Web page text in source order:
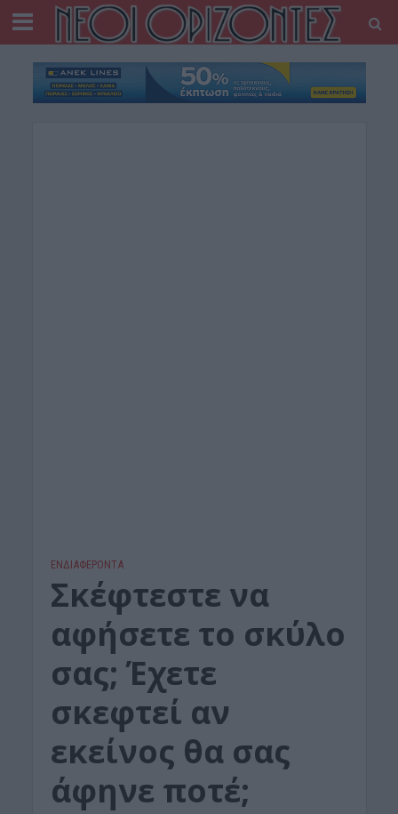
ΕΝΔΙΑΦΕΡΟΝΤΑ
Σκέφτεστε να
αφήσετε το σκύλο
σας; Έχετε
σκεφτεί αν
εκείνος θα σας
άφηνε ποτέ;